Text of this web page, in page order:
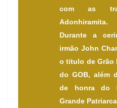
com as
Adonhiramita.
Durante a
irmão John
o titulo de Grão
do GOB, além
de honra do
Grande